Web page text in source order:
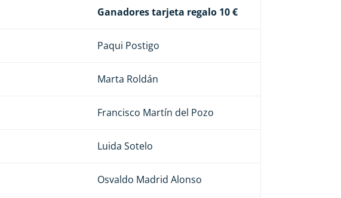
Ganadores tarjeta regalo 10 €
Paqui Postigo
Marta Roldán
Francisco Martín del Pozo
Luida Sotelo
Osvaldo Madrid Alonso